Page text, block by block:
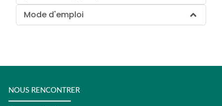
Mode d'emploi
NOUS RENCONTRER